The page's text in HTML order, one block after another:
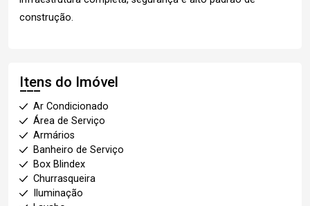
construção.
Itens do Imóvel
Ar Condicionado
Área de Serviço
Armários
Banheiro de Serviço
Box Blindex
Churrasqueira
Iluminação